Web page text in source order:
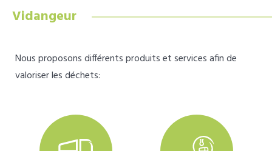
Vidangeur
Nous proposons différents produits et services afin de
valoriser les déchets: